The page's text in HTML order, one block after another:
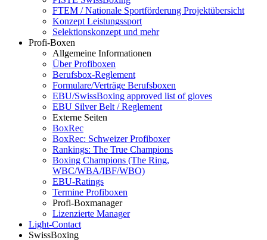
FTEM / Nationale Sportförderung Projektübersicht
Konzept Leistungssport
Selektionskonzept und mehr
Profi-Boxen
Allgemeine Informationen
Über Profiboxen
Berufsbox-Reglement
Formulare/Verträge Berufsboxen
EBU/SwissBoxing approved list of gloves
EBU Silver Belt / Reglement
Externe Seiten
BoxRec
BoxRec: Schweizer Profiboxer
Rankings: The True Champions
Boxing Champions (The Ring,
WBC/WBA/IBF/WBO)
EBU-Ratings
Termine Profiboxen
Profi-Boxmanager
Lizenzierte Manager
Light-Contact
SwissBoxing